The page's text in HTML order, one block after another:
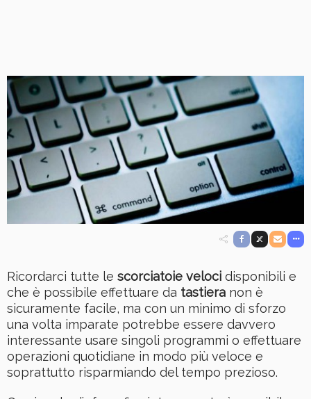
Ricordarci tutte le scorciatoie veloci disponibili e
che è possibile effettuare da tastiera non è
sicuramente facile, ma con un minimo di sforzo
una volta imparate potrebbe essere davvero
interessante usare singoli programmi o effettuare
operazioni quotidiane in modo più veloce e
soprattutto risparmiando del tempo prezioso.